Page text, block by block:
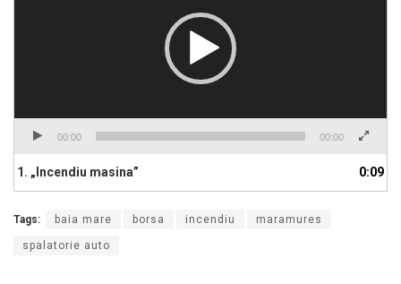
00:00 00:00
1. „Incendiu masina” 0:09
Tags: baia mare borsa incendiu maramures
spalatorie auto